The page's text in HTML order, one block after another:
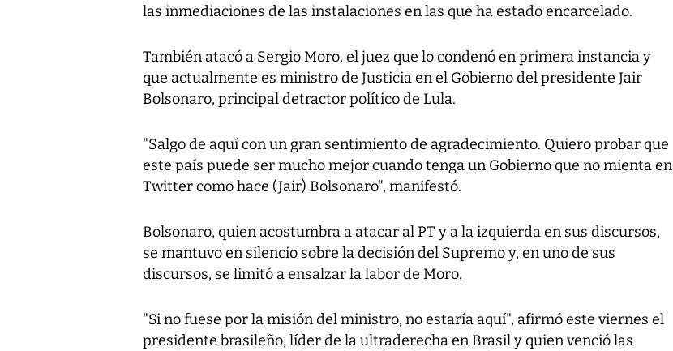
las inmediaciones de las instalaciones en las que ha estado encarcelado.
También atacó a Sergio Moro, el juez que lo condenó en primera instancia y
que actualmente es ministro de Justicia en el Gobierno del presidente Jair
Bolsonaro, principal detractor político de Lula.
"Salgo de aquí con un gran sentimiento de agradecimiento. Quiero probar que
este país puede ser mucho mejor cuando tenga un Gobierno que no mienta en
Twitter como hace (Jair) Bolsonaro", manifestó.
Bolsonaro, quien acostumbra a atacar al PT y a la izquierda en sus discursos,
se mantuvo en silencio sobre la decisión del Supremo y, en uno de sus
discursos, se limitó a ensalzar la labor de Moro.
"Si no fuese por la misión del ministro, no estaría aquí", afirmó este viernes el
presidente brasileño, líder de la ultraderecha en Brasil y quien venció las